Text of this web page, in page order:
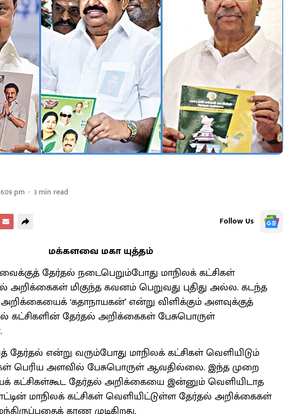
pm 3min read
Follow Us
மக்களவை மகா யுத்தம்
தேர்தல் நடைபெறும்போது மாநிலக் கட்சிகள்
அறிக்கைகள் மிகுந்த கவனம் பெறுவது புதிது அல்ல. கடந்த
‘கதாநாயகன்’ என்று விளிக்கும் அளவுக்குத்
கட்சிகளின் தேர்தல் அறிக்கைகள் பேசுபொருள்
என்று வரும்போது மாநிலக் கட்சிகள் வெளியிடும்
பெரிய அளவில் பேசுபொருள் ஆவதில்லை. இந்த முறை
கட்சிகள்கூட தேர்தல் அறிக்கையை இன்னும் வெளியிடாத
மாநிலக் கட்சிகள் வெளியிட்டுள்ள தேர்தல் அறிக்கைகள்